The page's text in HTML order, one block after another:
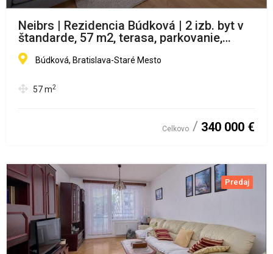
Neibrs | Rezidencia Búdková | 2 izb. byt v
štandarde, 57 m2, terasa, parkovanie,
novostavba, Horský park, Bratislava I
Búdková, Bratislava-Staré Mesto
57m2
Celkovo 340 000 €
Predaj